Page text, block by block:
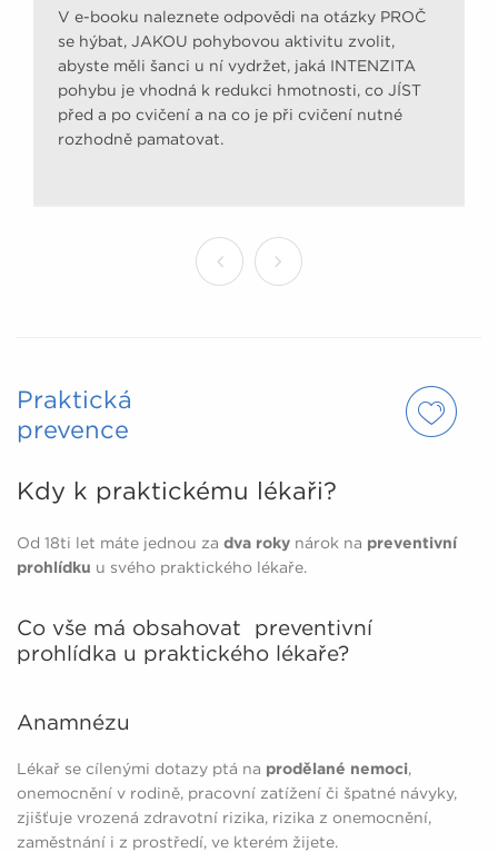
V e-booku naleznete odpovědi na otázky PROČ
se hýbat, JAKOU pohybovou aktivitu zvolit,
abyste měli šanci u ní vydržet, jaká INTENZITA
pohybu je vhodná k redukci hmotnosti, co JÍST
před a po cvičení a na co je při cvičení nutné
rozhodně pamatovat.
Praktická
prevence
Kdy k praktickému lékaři?
Od 18ti let máte jednou za dva roky nárok na preventivní
prohlídku u svého praktického lékaře.
Co vše má obsahovat preventivní
prohlídka u praktického lékaře?
Anamnézu
Lékař se cílenými dotazy ptá na prodělané nemoci,
onemocnění v rodině, pracovní zatížení či špatné návyky,
zjišťuje vrozená zdravotní rizika, rizika z onemocnění,
zaměstnání i z prostředí, ve kterém žijete.